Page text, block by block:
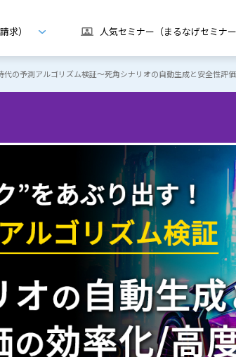
求） 人気セミナー（まるなげセミナー
代の予測アルゴリズム検証～死角シナリオの自動生成と安全性評